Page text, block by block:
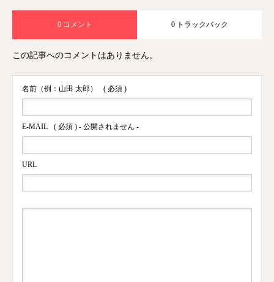
0 コメント 0 トラックバック
この記事へのコメントはありません。
名前（例：山田 太郎） ( 必須 )
E-MAIL ( 必須 ) - 公開されません -
URL